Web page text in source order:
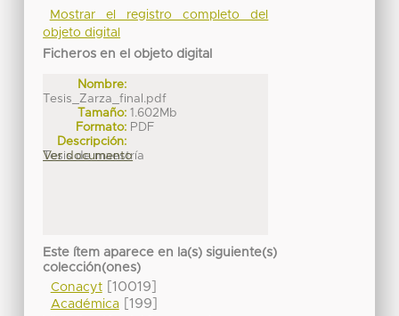
Mostrar el registro completo del
objeto digital
Ficheros en el objeto digital
Nombre:
Tesis_Zarza_final.pdf
Tamaño: 1.602Mb
Formato: PDF
Descripción:
Tesis de maestría
Ver documento
Este ítem aparece en la(s) siguiente(s)
colección(ones)
Conacyt[10019]
Académica[199]